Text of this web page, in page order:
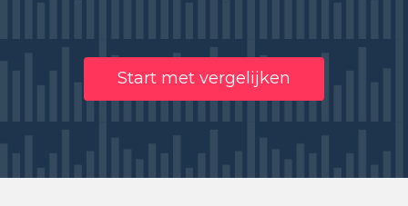
Start met vergelijken